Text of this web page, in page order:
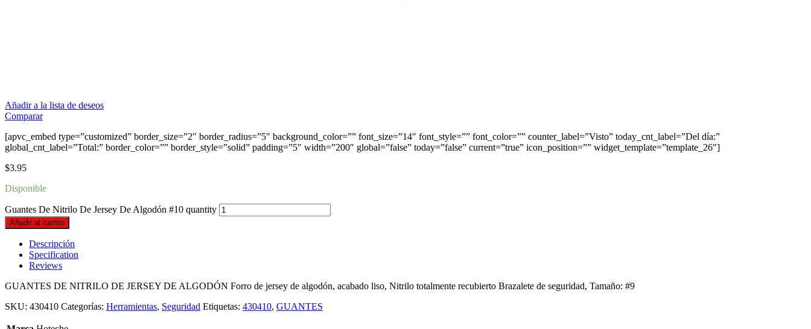
Añadir a la lista de deseos
Comparar
[apvc_embed type=”customized” border_size=”2″ border_radius=”5″ background_color=”” font_size=”14″ font_style=”” font_color=”” counter_label=”Visto” today_cnt_label=”Del día:”
global_cnt_label=”Total:” border_color=”” border_style=”solid” padding=”5″ width=”200″ global=”false” today=”false” current=”true” icon_position=”” widget_template=”template_26″]
$3.95
Disponible
Guantes De Nitrilo De Jersey De Algodón #10 quantity
Añadir al carrito
Descripción
Specification
Reviews
GUANTES DE NITRILO DE JERSEY DE ALGODÓN Forro de jersey de algodón, acabado liso, Nitrilo totalmente recubierto Brazalete de seguridad, Tamaño: #9
SKU: 430410 Categorías: Herramientas, Seguridad Etiquetas: 430410, GUANTES